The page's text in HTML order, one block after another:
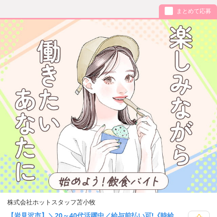
まとめて応募
株式会社ホットスタッフ苫小牧